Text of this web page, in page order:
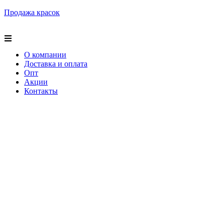
Продажа красок
О компании
Доставка и оплата
Опт
Акции
Контакты